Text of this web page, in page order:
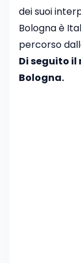
dei suoi
Bologna è
percorso
Di seguito
Bologna.